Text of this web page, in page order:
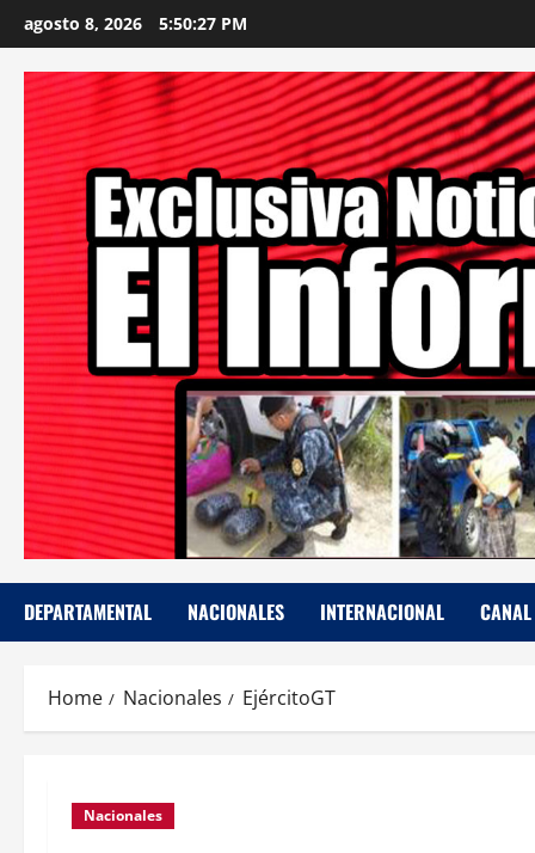
to
content
agosto 8, 2026 5:50:28 PM
DEPARTAMENTAL NACIONALES INTERNACIONAL CANAL
Home Nacionales EjércitoGT
Nacionales